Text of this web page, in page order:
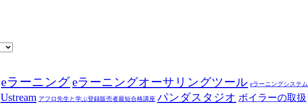
eラーニング eラーニングオーサリングツール eラーニングシステム
Ustream アフロ先生と学ぶ登録販売者最短合格講座 パンダスタジオ ボイラーの取扱